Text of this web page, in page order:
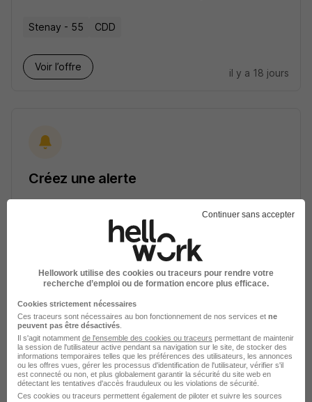
Stenay - 55 CDD
Voir l’offre
il y a 18 jours
Créez une alerte
recherche dès leur parution.
Créer mon alerte
En cliquant sur "Créer mon alerte", vous acceptez les
CGUet déclarez avoir pris connaissance de la
politique de protection des données du site
hellowork.com.
Continuer sans accepter
Hellowork utilise des cookies ou traceurs pour rendre votre
recherche d’emploi ou de formation encore plus efficace.
Cookies strictement nécessaires
Ces traceurs sont nécessaires au bon fonctionnement de nos services et ne
peuvent pas être désactivés
Il s'agit notamment de l'ensemble des cookies ou traceurs permettant de maintenir
la session de l'utilisateur active pendant sa navigation sur le site, de stocker des
informations temporaires telles que les préférences des utilisateurs, les annonces
ou les offres vues, gérer les processus d'identification de l'utilisateur, vérifier s'il
est connecté ou non, et plus globalement garantir la sécurité du site web en
détectant les tentatives d'accès frauduleux ou les violations de sécurité.
Ces cookies ou traceurs permettent également de piloter et suivre les sources